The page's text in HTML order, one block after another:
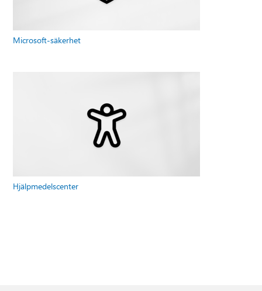
Microsoft-säkerhet
Hjälpmedelscenter